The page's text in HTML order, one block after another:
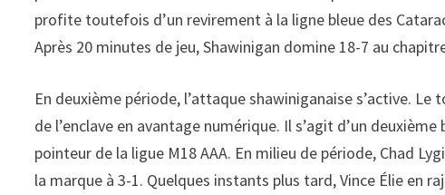
profite toutefois d’un revirement à la ligne bleue des
Après 20 minutes de jeu, Shawinigan domine 18-7 au
En deuxième période, l’attaque shawiniganaise s’active.
de l’enclave en avantage numérique. Il s’agit d’un
pointeur de la ligue M18 AAA. En milieu de période, Chad
la marque à 3-1. Quelques instants plus tard, Vince Élie en